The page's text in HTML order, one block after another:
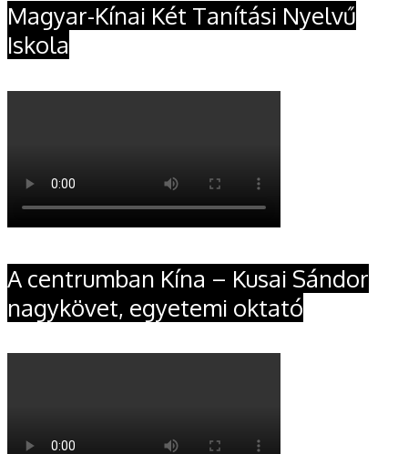
Magyar-Kínai Két Tanítási Nyelvű
Iskola
A centrumban Kína – Kusai Sándor
nagykövet, egyetemi oktató